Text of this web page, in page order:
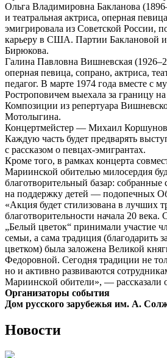
Ольга Владимировна Бакланова
и театральная актриса, оперная
эмигрировала из Советской России,
карьеру в США. Партии Баклановой
Бирюкова.
Галина Павловна Вишневская
оперная певица, сопрано, актриса,
педагог. В марте 1974 года вместе с
Ростроповичем выехала за границу
Композиции из репертуара
Мотолыгина.
Концертмейстер — Михаил
Каждую часть будет предварять
с рассказом о певцах-эмигрантах.
Кроме того, в рамках концерта
Мариинской обителью милосердия
благотворительный базар: собранные
на поддержку детей — подопечных
«Акция будет стилизована в лучших
благотворительности начала 20 века.
„Белый цветок“ принимали участие
семьи, а сама традиция (благодарить
цветком) была заложена Великой
Федоровной. Сегодня традиции не
но и активно развиваются
Мариинской обители», — рассказали
Организаторы события
Дом русского зарубежья им. А.
Новости